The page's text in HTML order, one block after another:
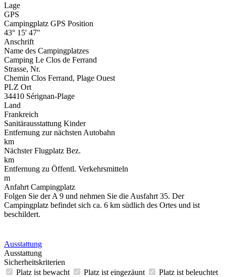
Lage
GPS
Campingplatz GPS Position
43° 15' 47"
Anschrift
Name des Campingplatzes
Camping Le Clos de Ferrand
Strasse, Nr.
Chemin Clos Ferrand, Plage Ouest
PLZ Ort
34410 Sérignan-Plage
Land
Frankreich
Sanitärausstattung Kinder
Entfernung zur nächsten Autobahn
km
Nächster Flugplatz Bez.
km
Entfernung zu Öffentl. Verkehrsmitteln
m
Anfahrt Campingplatz
Folgen Sie der A 9 und nehmen Sie die Ausfahrt 35. Der
Campingplatz befindet sich ca. 6 km südlich des Ortes und ist
beschildert.
Ausstattung
Ausstattung
Sicherheitskriterien
Platz ist bewacht
Platz ist eingezäunt
Platz ist beleuchtet